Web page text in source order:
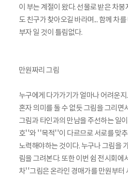
이 부는 계절이 왔다. 선물로 받은 차
도 친구가 찾아오길 바라며... 함께 차
부자 일 것이 틀림없다.
만원짜리 그림
누구에게 다가가기가 얼마나 어려운지
혼자 의미를 둘 수 없듯 그림을 그리면
그림과 타인과의 만남을 주선하는 일
호''와 ''목적''이 다르므로 서로를 맞
노력해야하는 것이다. 누구나 그림을
림을 그려본다. 또한 이번 쉼 전시회
차''그림은 온라인 경매가를 만원부터